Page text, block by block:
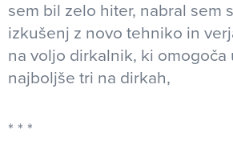
sem bil zelo hiter, nabral sem
izkušenj z novo tehniko in
na voljo dirkalnik, ki omogoča
najboljše tri na dirkah,